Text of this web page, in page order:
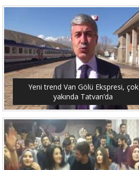
Yeni trend Van Gölü Ekspresi, çok
yakında Tatvan’da